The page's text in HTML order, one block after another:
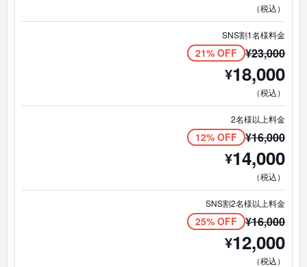
（税込）
SNS割1名様料金
21% OFF ¥23,000
¥18,000
（税込）
2名様以上料金
12% OFF ¥16,000
¥14,000
（税込）
SNS割2名様以上料金
25% OFF ¥16,000
¥12,000
（税込）